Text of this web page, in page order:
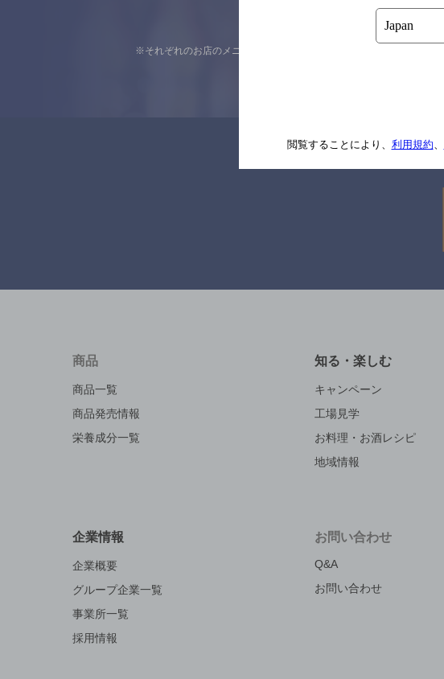
※それぞれのお店のメニューや営業時間などの掲載情報については、
商品
商品一覧
商品発売情報
栄養成分一覧
知る・楽しむ
キャンペーン
工場見学
お料理・お酒レシピ
地域情報
企業情報
企業概要
グループ企業一覧
事業所一覧
採用情報
お問い合わせ
Q&A
お問い合わせ
閲覧することにより、 利用規約、